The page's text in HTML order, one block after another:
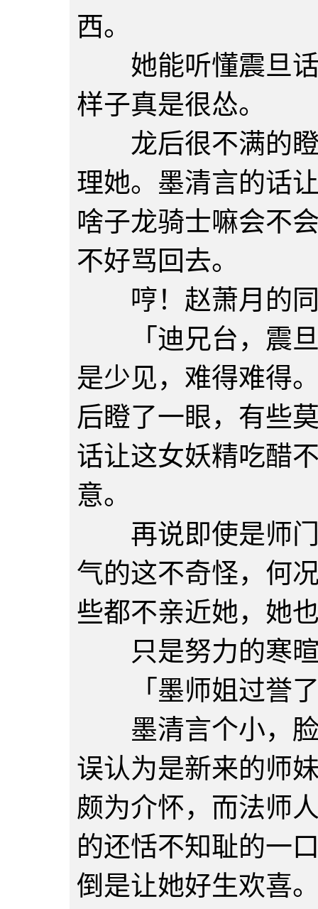
西。
她能听懂震旦话
样子真是很怂。
龙后很不满的瞪
理她。墨清言的话
啥子龙骑士嘛会不
不好骂回去。
哼！赵萧月的同
「迪兄台，震旦
是少见，难得难得
后瞪了一眼，有些
话让这女妖精吃醋
意。
再说即使是师门
气的这不奇怪，何
些都不亲近她，她
只是努力的寒暄
「墨师姐过誉了
墨清言个小，脸
误认为是新来的师
颇为介怀，而法师
的还恬不知耻的一
倒是让她好生欢喜